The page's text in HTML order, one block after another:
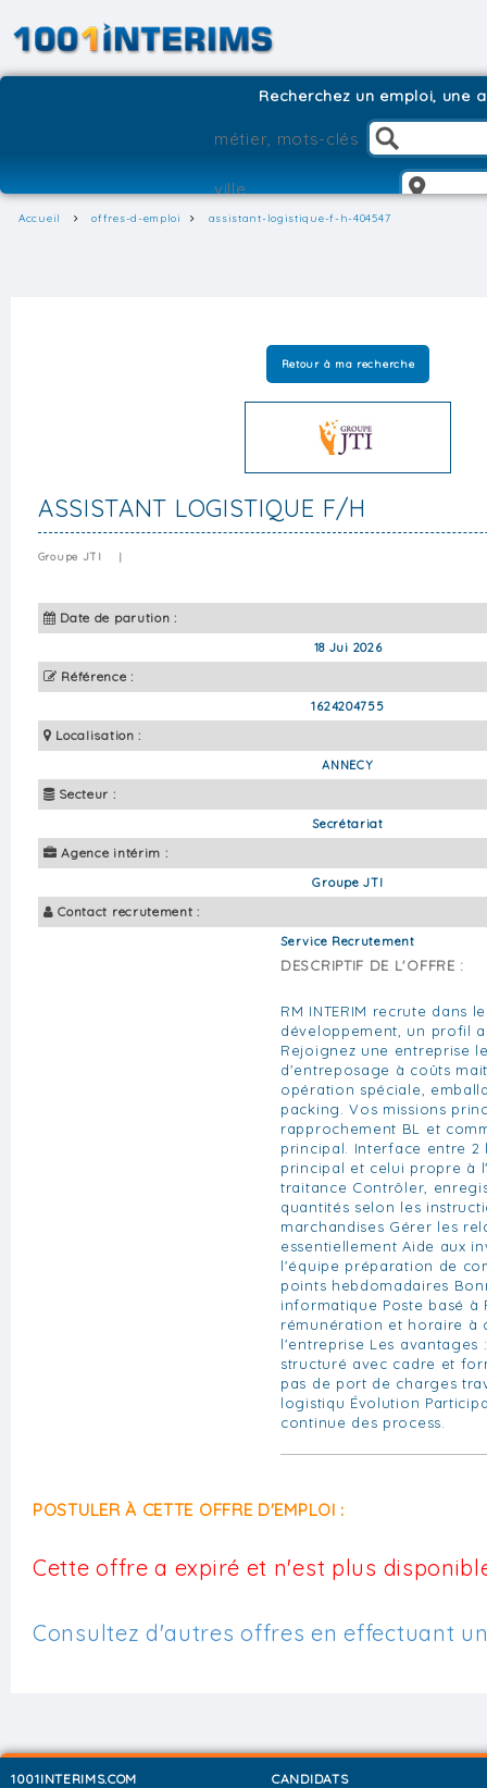
Recherchez un emploi, une
Accueil offres-d-emploi assistant-logistique-f-h-404547
Retour à ma recherche
ASSISTANT LOGISTIQUE F/H
Groupe JTI |
Date de parution :
18 Jui 2026
Référence :
1624204755
Localisation :
ANNECY
Secteur :
Secrétariat
Agence intérim :
Groupe JTI
Contact recrutement :
Service Recrutement
DESCRIPTIF DE L'OFFRE :
RM INTERIM recrute dans
développement, un profil
Rejoignez une entreprise
d'entreposage à coûts
opération spéciale,
packing. Vos missions
rapprochement BL et
principal. Interface entre
principal et celui propre à
traitance Contrôler,
quantités selon les
marchandises Gérer les
essentiellement Aide aux
l'équipe préparation de
points hebdomadaires
informatique Poste basé à
rémunération et horaire à
l'entreprise Les avantages
structuré avec cadre et
pas de port de charges
logistiqu Évolution
continue des process.
POSTULER À CETTE OFFRE D'EMPLOI :
Cette offre a expiré et n'est plus
Consultez d'autres offres en effectuant
1001INTERIMS.COM
CANDIDATS